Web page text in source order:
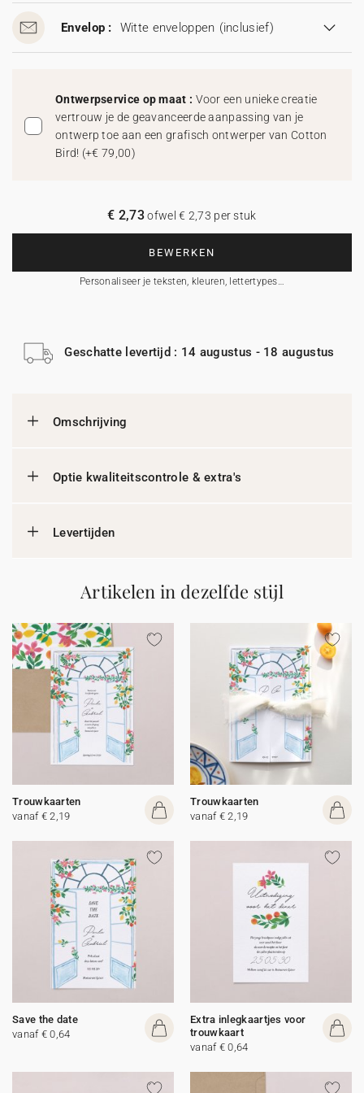
Envelop : Witte enveloppen (inclusief)
Ontwerpservice op maat : Voor een unieke creatie
vertrouw je de geavanceerde aanpassing van je
ontwerp toe aan een grafisch ontwerper van Cotton
Bird! (+€ 79,00)
BEWERKEN
Personaliseer je teksten, kleuren, lettertypes…
€ 2,73ofwel € 2,73 per stuk
Geschatte levertijd : 14 augustus - 18 augustus
Omschrijving
Optie kwaliteitscontrole & extra's
Levertijden
Artikelen in dezelfde stijl
Trouwkaarten
vanaf € 2,19
Trouwkaarten
vanaf € 2,19
Save the date
vanaf € 0,64
Extra inlegkaartjes voor
trouwkaart
vanaf € 0,64